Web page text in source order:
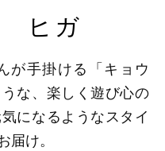
ヒガ
が手掛ける「キョウ
な、楽しく遊び心の
になるようなスタイ
け。